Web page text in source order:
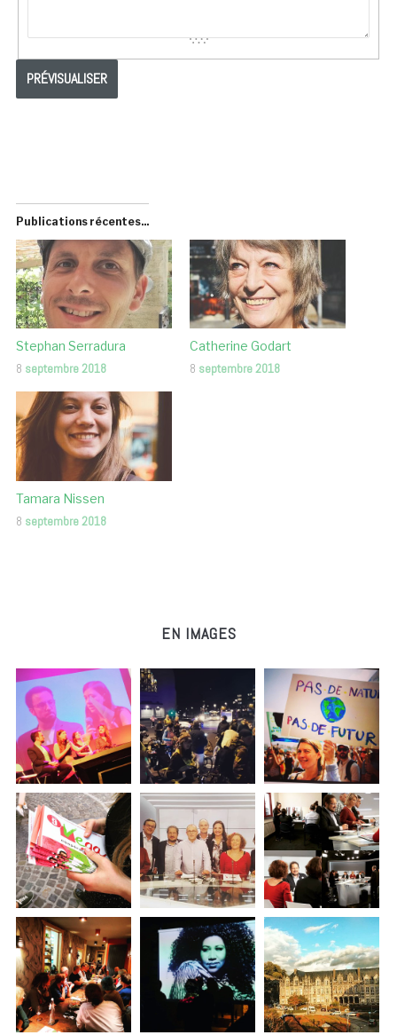
Publications récentes...
Stephan Serradura
8 septembre 2018
Catherine Godart
8 septembre 2018
Tamara Nissen
8 septembre 2018
EN IMAGES